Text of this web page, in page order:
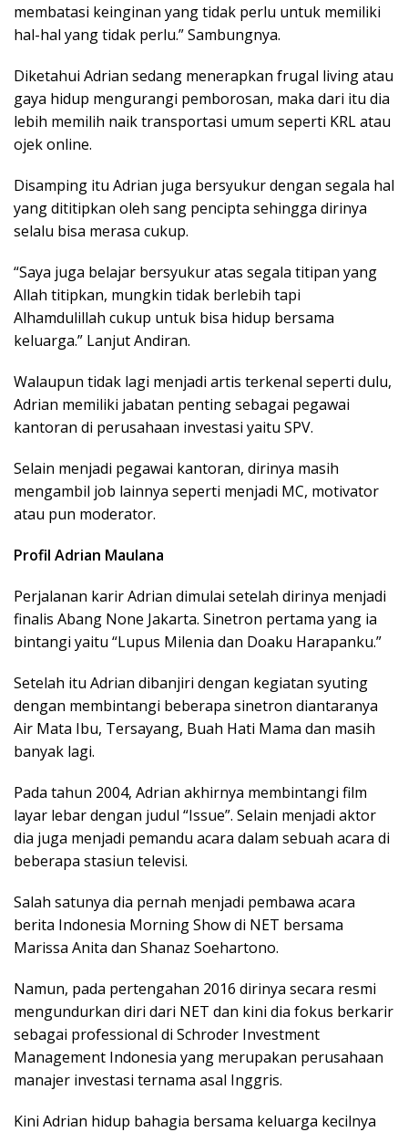
membatasi keinginan yang tidak perlu untuk memiliki
hal-hal yang tidak perlu.” Sambungnya.
Diketahui Adrian sedang menerapkan frugal living atau
gaya hidup mengurangi pemborosan, maka dari itu dia
lebih memilih naik transportasi umum seperti KRL atau
ojek online.
Disamping itu Adrian juga bersyukur dengan segala hal
yang dititipkan oleh sang pencipta sehingga dirinya
selalu bisa merasa cukup.
“Saya juga belajar bersyukur atas segala titipan yang
Allah titipkan, mungkin tidak berlebih tapi
Alhamdulillah cukup untuk bisa hidup bersama
keluarga.” Lanjut Andiran.
Walaupun tidak lagi menjadi artis terkenal seperti dulu,
Adrian memiliki jabatan penting sebagai pegawai
kantoran di perusahaan investasi yaitu SPV.
Selain menjadi pegawai kantoran, dirinya masih
mengambil job lainnya seperti menjadi MC, motivator
atau pun moderator.
Profil Adrian Maulana
Perjalanan karir Adrian dimulai setelah dirinya menjadi
finalis Abang None Jakarta. Sinetron pertama yang ia
bintangi yaitu “Lupus Milenia dan Doaku Harapanku.”
Setelah itu Adrian dibanjiri dengan kegiatan syuting
dengan membintangi beberapa sinetron diantaranya
Air Mata Ibu, Tersayang, Buah Hati Mama dan masih
banyak lagi.
Pada tahun 2004, Adrian akhirnya membintangi film
layar lebar dengan judul “Issue”. Selain menjadi aktor
dia juga menjadi pemandu acara dalam sebuah acara di
beberapa stasiun televisi.
Salah satunya dia pernah menjadi pembawa acara
berita Indonesia Morning Show di NET bersama
Marissa Anita dan Shanaz Soehartono.
Namun, pada pertengahan 2016 dirinya secara resmi
mengundurkan diri dari NET dan kini dia fokus berkarir
sebagai professional di Schroder Investment
Management Indonesia yang merupakan perusahaan
manajer investasi ternama asal Inggris.
Kini Adrian hidup bahagia bersama keluarga kecilnya